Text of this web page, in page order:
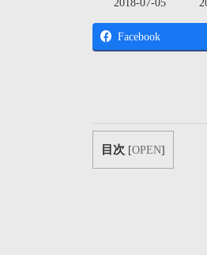
2018-07-05
Facebook
目次 [OPEN]